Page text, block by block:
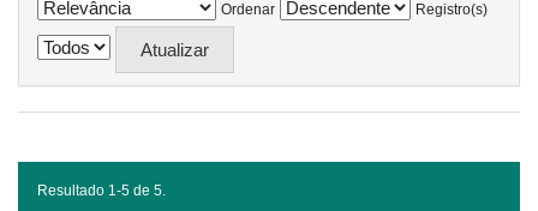
Ordenar
Registro(s)
Resultado 1-5 de 5.